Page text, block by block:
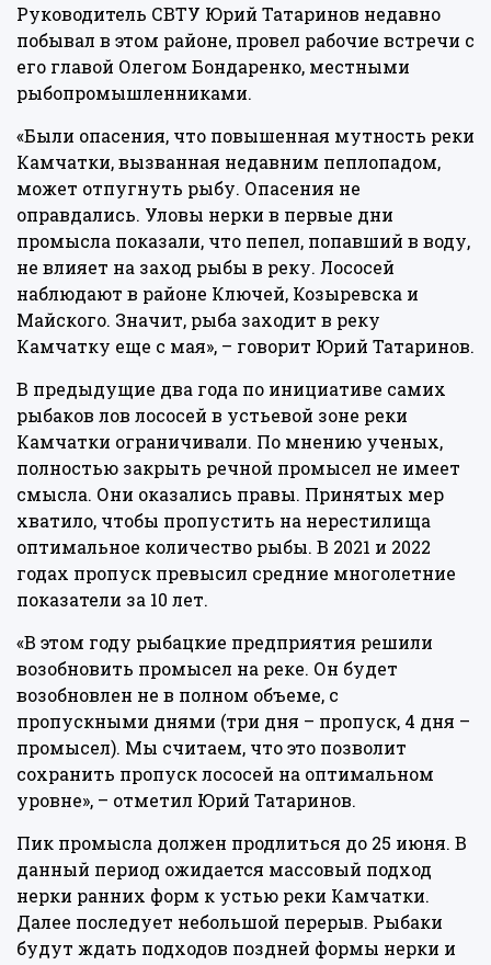
Руководитель СВТУ Юрий Татаринов недавно
побывал в этом районе, провел рабочие встречи с
его главой Олегом Бондаренко, местными
рыбопромышленниками.
«Были опасения, что повышенная мутность реки
Камчатки, вызванная недавним пеплопадом,
может отпугнуть рыбу. Опасения не
оправдались. Уловы нерки в первые дни
промысла показали, что пепел, попавший в воду,
не влияет на заход рыбы в реку. Лососей
наблюдают в районе Ключей, Козыревска и
Майского. Значит, рыба заходит в реку
Камчатку еще с мая», – говорит Юрий Татаринов.
В предыдущие два года по инициативе самих
рыбаков лов лососей в устьевой зоне реки
Камчатки ограничивали. По мнению ученых,
полностью закрыть речной промысел не имеет
смысла. Они оказались правы. Принятых мер
хватило, чтобы пропустить на нерестилища
оптимальное количество рыбы. В 2021 и 2022
годах пропуск превысил средние многолетние
показатели за 10 лет.
«В этом году рыбацкие предприятия решили
возобновить промысел на реке. Он будет
возобновлен не в полном объеме, с
пропускными днями (три дня – пропуск, 4 дня –
промысел). Мы считаем, что это позволит
сохранить пропуск лососей на оптимальном
уровне», – отметил Юрий Татаринов.
Пик промысла должен продлиться до 25 июня. В
данный период ожидается массовый подход
нерки ранних форм к устью реки Камчатки.
Далее последует небольшой перерыв. Рыбаки
будут ждать подходов поздней формы нерки и